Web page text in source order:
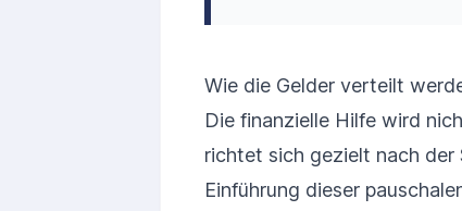
Wie die Gelder verteilt
Die finanzielle Hilfe wird
richtet sich gezielt nach der
Einführung dieser